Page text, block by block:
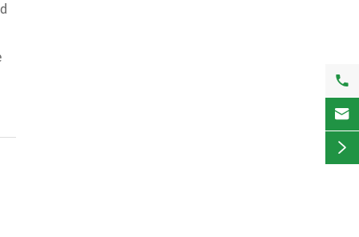


